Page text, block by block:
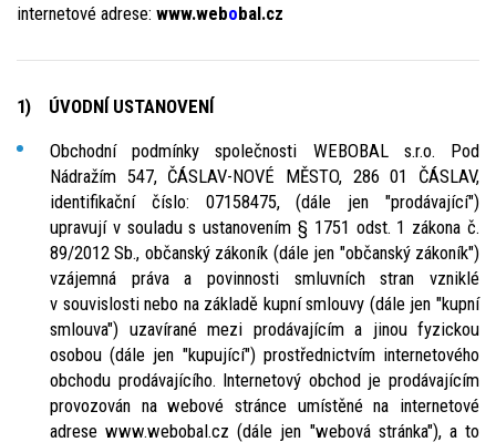
internetové adrese: www.webobal.cz
1) ÚVODNÍ USTANOVENÍ
Obchodní podmínky společnosti WEBOBAL s.r.o. Pod
Nádražím 547, ČÁSLAV-NOVÉ MĚSTO, 286 01 ČÁSLAV,
identifikační číslo: 07158475, (dále jen "prodávající")
upravují v souladu s ustanovením § 1751 odst. 1 zákona č.
89/2012 Sb., občanský zákoník (dále jen "občanský zákoník")
vzájemná práva a povinnosti smluvních stran vzniklé
v souvislosti nebo na základě kupní smlouvy (dále jen "kupní
smlouva") uzavírané mezi prodávajícím a jinou fyzickou
osobou (dále jen "kupující") prostřednictvím internetového
obchodu prodávajícího. Internetový obchod je prodávajícím
provozován na webové stránce umístěné na internetové
adrese www.webobal.cz (dále jen "webová stránka"), a to